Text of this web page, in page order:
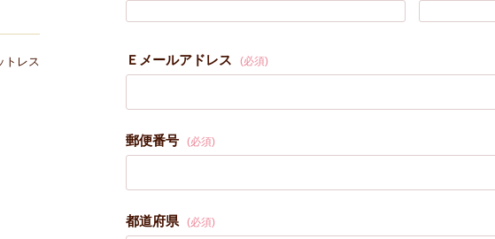
トレス Ｅメールアドレス (必須)
郵便番号 (必須)
都道府県 (必須)